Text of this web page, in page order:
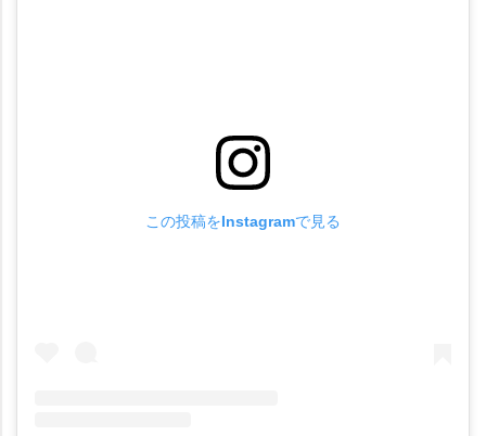
この投稿をInstagramで見る